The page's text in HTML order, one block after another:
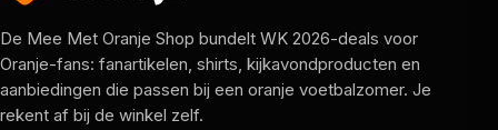
De Mee Met Oranje Shop bundelt WK 2026-deals voor
Oranje-fans: fanartikelen, shirts, kijkavondproducten en
aanbiedingen die passen bij een oranje voetbalzomer. Je
rekent af bij de winkel zelf.